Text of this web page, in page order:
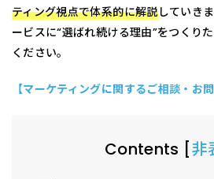
ティング視点で体系的に解説していき
ービスに“選ばれ続ける理由”をつくり
ください。
【マーケティングに関するご相談・お
Contents [非